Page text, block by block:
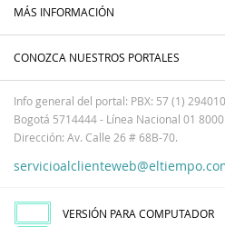
MÁS INFORMACIÓN
CONOZCA NUESTROS PORTALES
Info general del portal: PBX: 57 (1)
Bogotá 5714444 - Línea Nacional 01
Dirección: Av. Calle 26 # 68B-70.
VERSIÓN PARA COMPUTADOR